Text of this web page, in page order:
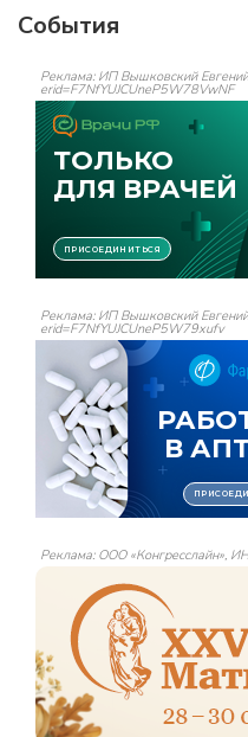
События
Реклама: ИП Вышковский
erid=F7NfYUJCUneP5W78VwNF
Реклама: ИП Вышковский
erid=F7NfYUJCUneP5W79xufv
Реклама: ООО «Конгресслайн»,